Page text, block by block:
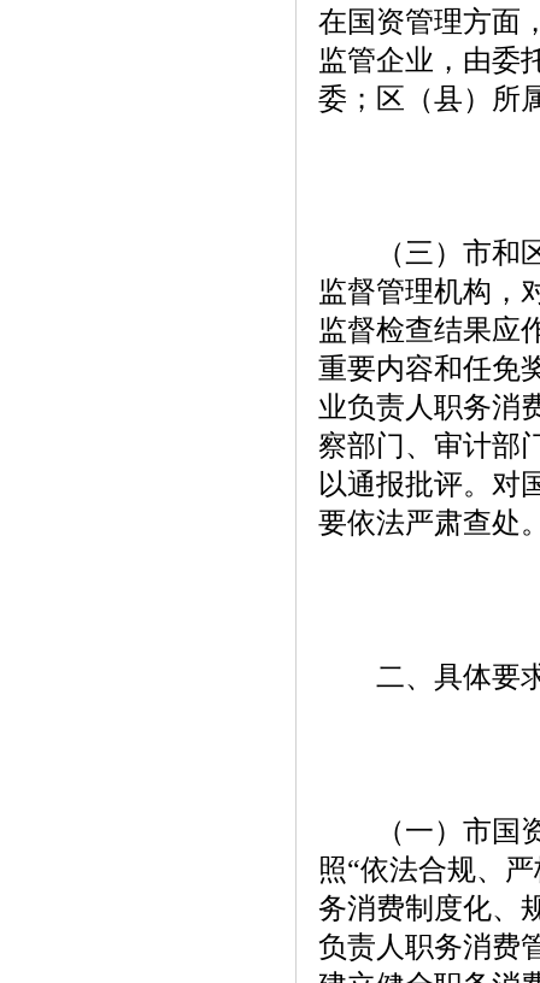
在国资管理方面
监管企业，由委
委；区（县）所
（三）市和区
监督管理机构，
监督检查结果应
重要内容和任免
业负责人职务消
察部门、审计部
以通报批评。对
要依法严肃查处
二、具体要
（一）市国资
照“依法合规、
务消费制度化、
负责人职务消费